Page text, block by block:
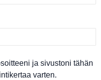
ja sivustoni tähän
varten.